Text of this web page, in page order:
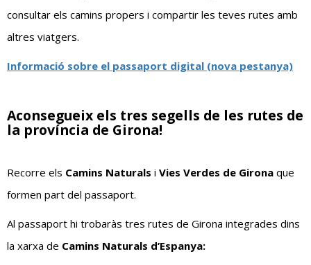
consultar els camins propers i compartir les teves rutes amb
altres viatgers.
Informació sobre el passaport digital (nova pestanya)
Aconsegueix els tres segells de les rutes de
la província de Girona!
Recorre els Camins Naturals i Vies Verdes de Girona que
formen part del passaport.
Al passaport hi trobaràs tres rutes de Girona integrades dins
la xarxa de Camins Naturals d’Espanya: